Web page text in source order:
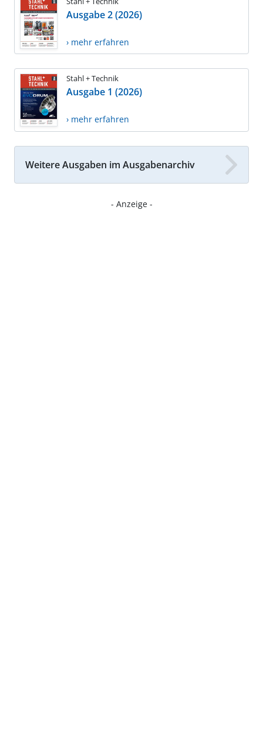
Ausgabe 2 (2026)
› mehr erfahren
Stahl + Technik
Ausgabe 1 (2026)
› mehr erfahren
Weitere Ausgaben im Ausgabenarchiv
- Anzeige -